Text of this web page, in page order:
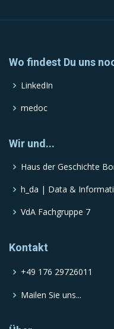
Wo findest Du uns
LinkedIn
medoc
Wir und...
Haus der Geschichte
h_da | Data &
VdA Fachgruppe 7
Kontakt
+49 176 29726011
Mailen Sie uns...